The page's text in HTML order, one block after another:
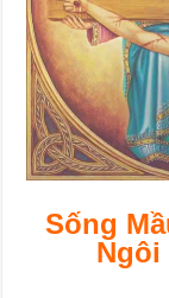
Sống
Ngôi